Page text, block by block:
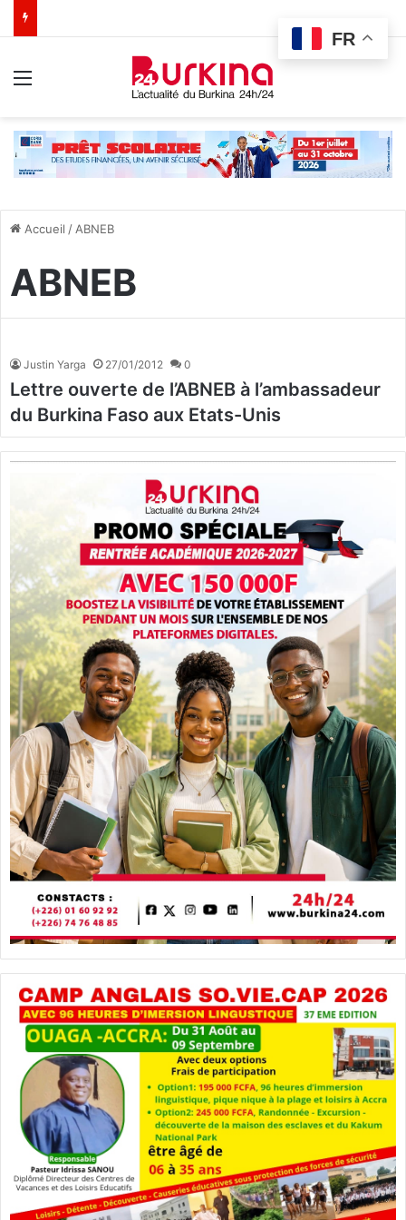
Accueil / ABNEB
ABNEB
Justin Yarga 27/01/2012 0
Lettre ouverte de l’ABNEB à l’ambassadeur
du Burkina Faso aux Etats-Unis
FR